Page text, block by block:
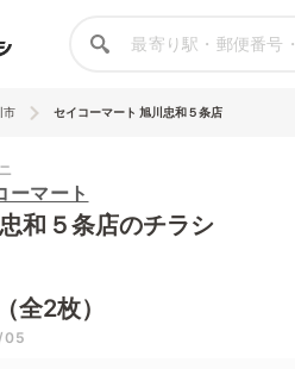
市 セイコーマート 旭川忠和５条店
ーマート
和５条店のチラシ
全2枚）
05